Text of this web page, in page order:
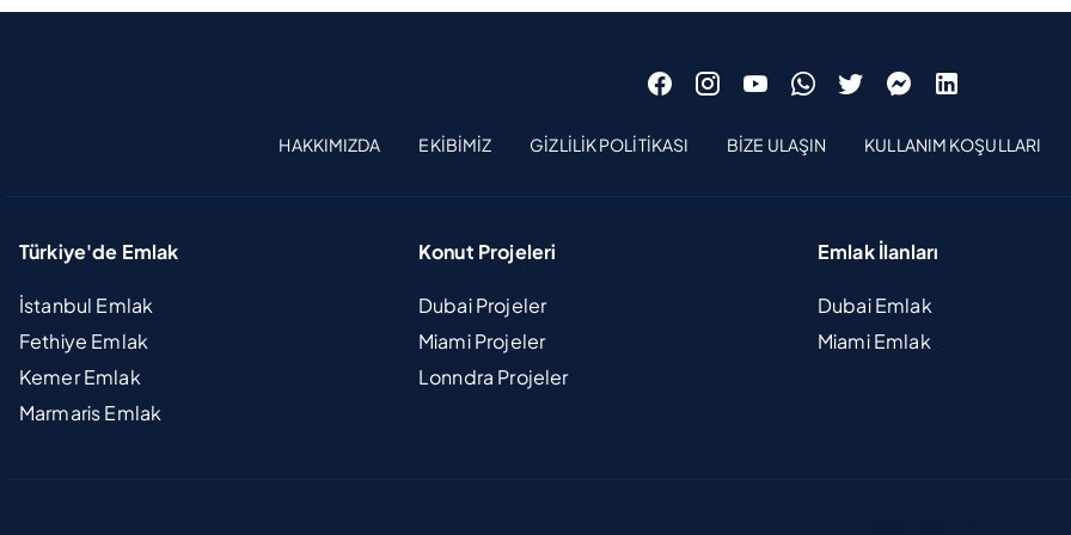
HAKKIMIZDA EKIBIMIZ GIZLILIK POLITIKASI BIZE ULAŞIN KULLANIM KOŞULLARI
Türkiye'de Emlak
İstanbul Emlak
Fethiye Emlak
Kemer Emlak
Marmaris Emlak
Konut Projeleri
Dubai Projeler
Miami Projeler
Lonndra Projeler
Emlak İlanları
Dubai Emlak
Miami Emlak